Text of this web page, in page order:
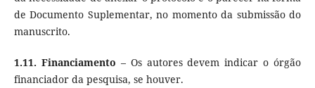
de Documento Suplementar, no momento da submissão do
manuscrito.
1.11. Financiamento – Os autores devem indicar o órgão
financiador da pesquisa, se houver.